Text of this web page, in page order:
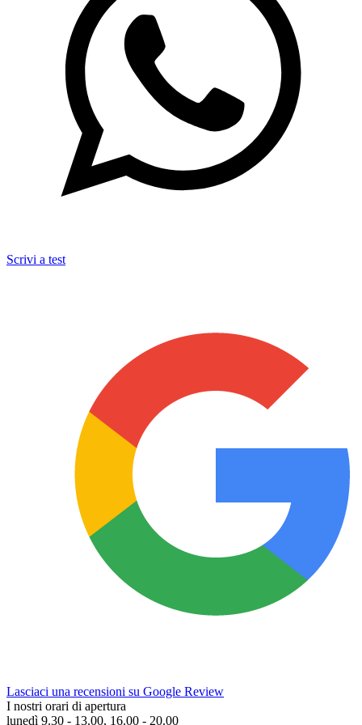
Scrivi a test
Lasciaci una recensioni su Google Review
I nostri orari di apertura
lunedì 9.30 - 13.00, 16.00 - 20.00